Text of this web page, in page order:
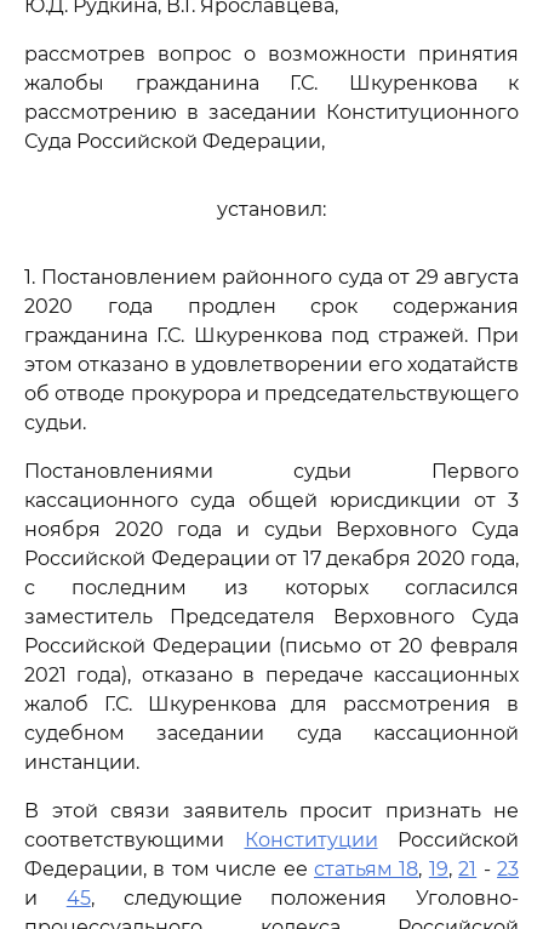
Ю.Д. Рудкина, В.Г. Ярославцева,
рассмотрев вопрос о возможности принятия
жалобы гражданина Г.С. Шкуренкова к
рассмотрению в заседании Конституционного
Суда Российской Федерации,
установил:
1. Постановлением районного суда от 29 августа
2020 года продлен срок содержания
гражданина Г.С. Шкуренкова под стражей. При
этом отказано в удовлетворении его ходатайств
об отводе прокурора и председательствующего
судьи.
Постановлениями судьи Первого
кассационного суда общей юрисдикции от 3
ноября 2020 года и судьи Верховного Суда
Российской Федерации от 17 декабря 2020 года,
с последним из которых согласился
заместитель Председателя Верховного Суда
Российской Федерации (письмо от 20 февраля
2021 года), отказано в передаче кассационных
жалоб Г.С. Шкуренкова для рассмотрения в
судебном заседании суда кассационной
инстанции.
В этой связи заявитель просит признать не
соответствующими
Конституции Российской
Федерации, в том числе ее статьям 18, 19,21 -23
и 45, следующие положения Уголовно-